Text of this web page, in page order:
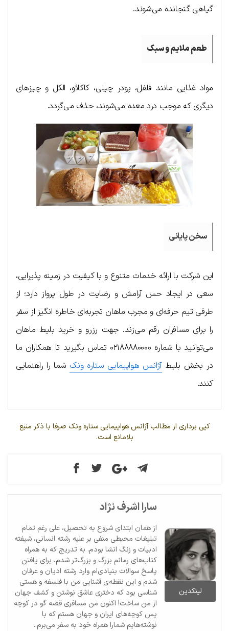
گیاهی گنجانده می‌شوند.
طعم ملایم و سبک
مواد غذایی مانند فلفل، پودر چیلی، کاکائو، الکل و چیزهای
دیگری که موجب درد معده می‌شوند، حذف می‌گردد.
سخن پایانی
این شرکت با ارائه خدمات متنوع و با کیفیت در زمینه پذیرایی،
سعی در ایجاد حس آرامش و رضایت در طول پرواز دارد؛ از
طرفی تیم حرفه‌ای و مجرب ماهان تجربه‌ای خاطره انگیز از سفر
را برای مسافران رقم می‌زند. جهت رزرو و خرید بلیط ماهان
می‌توانید با شماره ۰۲۱۸۸۸۸۰۰۰۰ تماس بگیرید تا همکاران ما
در بخش بلیطآژانس هواپیمایی ستاره ونک شما را راهنمایی
کنند.
کپی برداری از مطالب آژانس هواپیمایی ستاره ونک صرفا با ذکر منبع
بلامانع است.
لینکدین
سارا اشرف نژاد
از همان ابتدای شروع به تحصیل، علی رغم تمام
تبلیغات محیطی منفی بر علیه رشته انسانی، شیفته
ادبیات و زنگ انشا بودم. به تدریج که به همراه
کتاب‌های رمانم بزرگ‌ و بزرگ‌تر شدم، برای یافتن
پاسخ سوالات بنیادی‌ام وارد رشته ادیان و عرفان
شدم و این نقطه‌ی آشنایی من با فلسفه و هستی
شناسی بود که دختری عاشق نوشتن و کشف جهان
از من ساخت! اکنون من مسافری قصه گو در کوچه
پس کوچه‌های ایران و جهان هستم که با
نوشته‌هایم شمارا همراه خود به سفر می‌برم..